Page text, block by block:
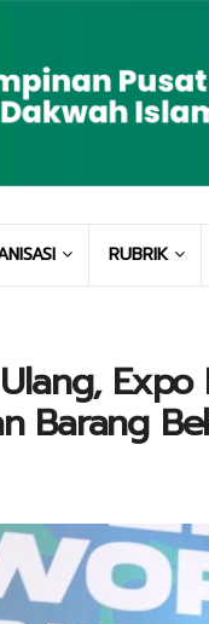
RUBRIK
Expo
Barang